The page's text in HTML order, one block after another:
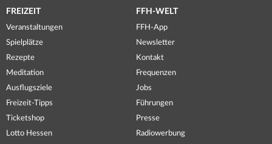
FREIZEIT
Veranstaltungen
Spielplätze
Rezepte
Meditation
Ausflugsziele
Freizeit-Tipps
Ticketshop
Lotto Hessen
FFH-WELT
FFH-App
Newsletter
Kontakt
Frequenzen
Jobs
Führungen
Presse
Radiowerbung